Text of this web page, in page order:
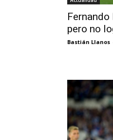
Fernando
pero no
Bastián Llanos